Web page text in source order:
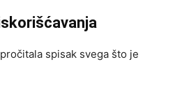
spisak svega što je